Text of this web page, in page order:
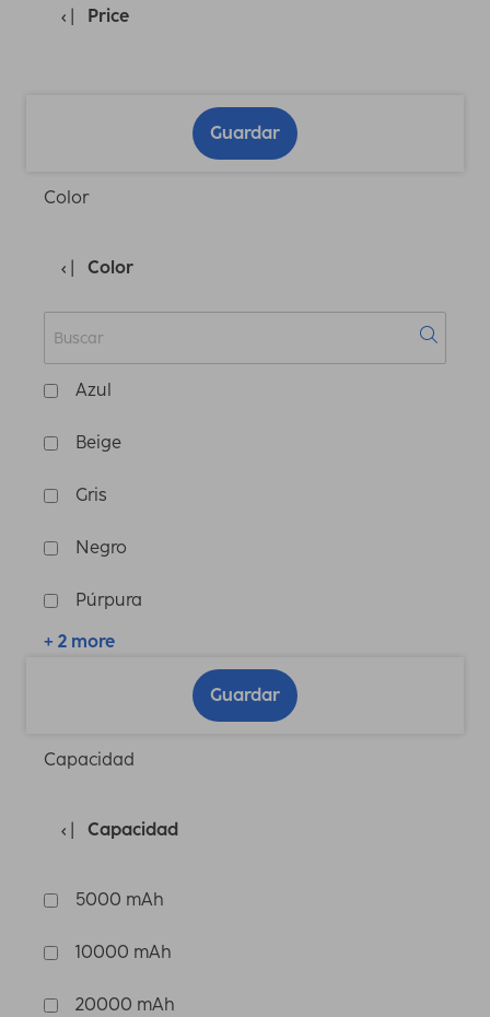
Price
Guardar
Color
Color
Azul
Beige
Gris
Negro
Púrpura
+ 2 more
Guardar
Capacidad
Capacidad
5000 mAh
10000 mAh
20000 mAh